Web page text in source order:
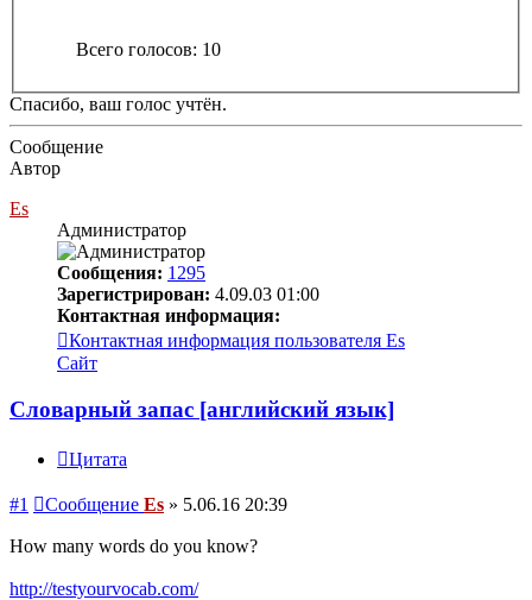
Всего голосов: 10
Спасибо, ваш голос учтён.
Сообщение
Автор
Es
Администратор
Сообщения: 1295
Зарегистрирован: 4.09.03 01:00
Контактная информация:
Контактная информация пользователя Es
Сайт
Словарный запас [английский язык]
Цитата
#1 Сообщение Es » 5.06.16 20:39
How many words do you know?
http://testyourvocab.com/